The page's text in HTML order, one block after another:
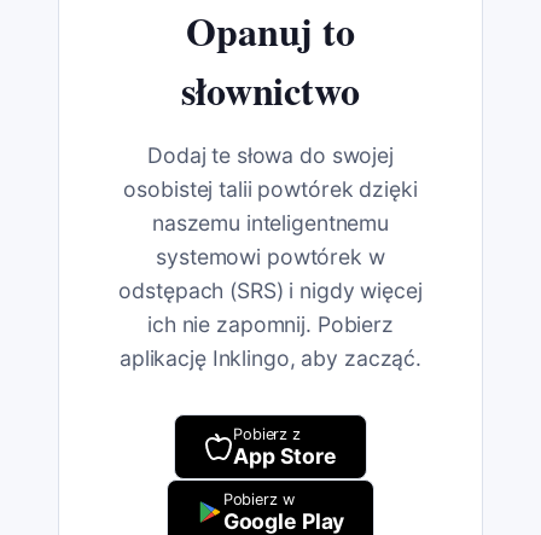
Opanuj to
słownictwo
Dodaj te słowa do swojej
osobistej talii powtórek dzięki
naszemu inteligentnemu
systemowi powtórek w
odstępach (SRS) i nigdy więcej
ich nie zapomnij. Pobierz
aplikację Inklingo, aby zacząć.
Pobierz z
App Store
Pobierz w
Google Play